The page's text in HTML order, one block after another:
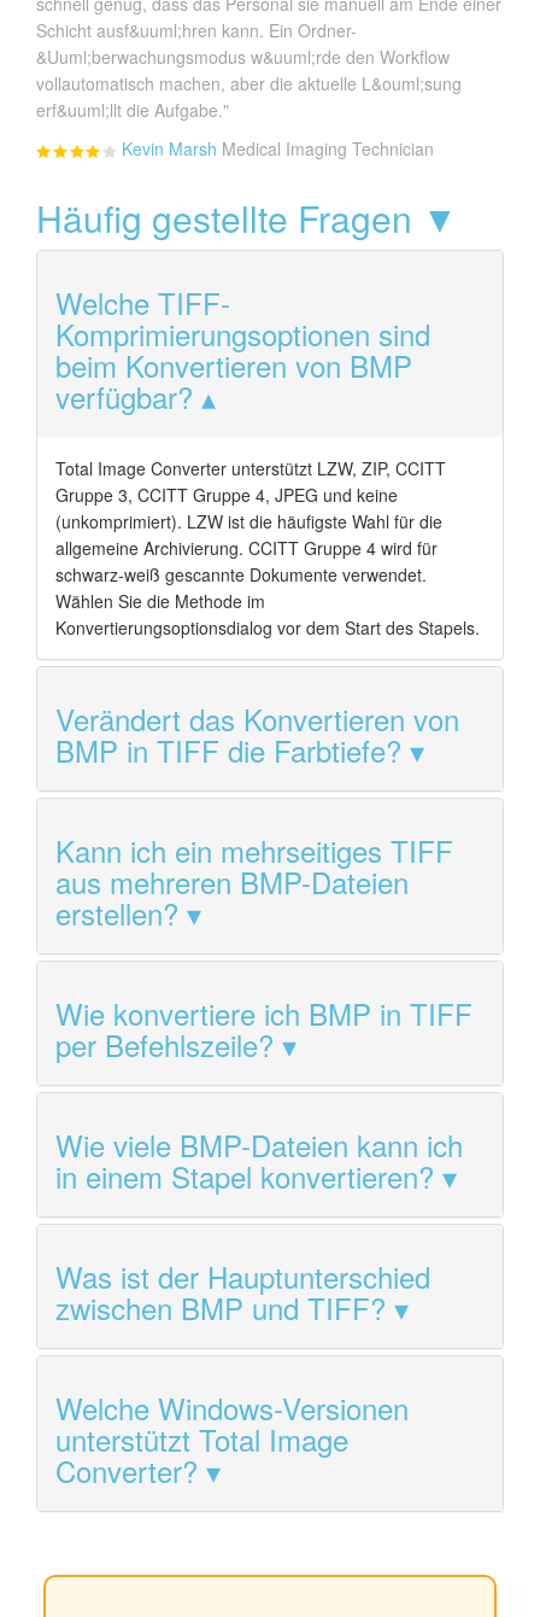
Schicht ausf&uuml;hren kann. Ein Ordner-
&Uuml;berwachungsmodus w&uuml;rde den Workflow
vollautomatisch machen, aber die aktuelle L&ouml;sung
erf&uuml;llt die Aufgabe."
Kevin Marsh Medical Imaging Technician
Häufig gestellte Fragen ▼
Welche TIFF-
Komprimierungsoptionen sind
beim Konvertieren von BMP
verfügbar?
Total Image Converter unterstützt LZW, ZIP, CCITT
Gruppe 3, CCITT Gruppe 4, JPEG und keine
(unkomprimiert). LZW ist die häufigste Wahl für die
allgemeine Archivierung. CCITT Gruppe 4 wird für
schwarz-weiß gescannte Dokumente verwendet.
Wählen Sie die Methode im
Konvertierungsoptionsdialog vor dem Start des Stapels.
Verändert das Konvertieren von
BMP in TIFF die Farbtiefe?
Kann ich ein mehrseitiges TIFF
aus mehreren BMP-Dateien
erstellen?
Wie konvertiere ich BMP in TIFF
per Befehlszeile?
Wie viele BMP-Dateien kann ich
in einem Stapel konvertieren?
Was ist der Hauptunterschied
zwischen BMP und TIFF?
Welche Windows-Versionen
unterstützt Total Image
Converter?